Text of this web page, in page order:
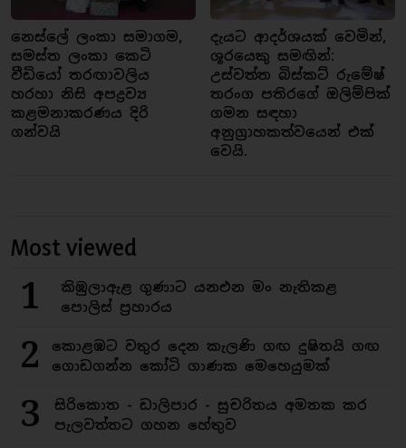
නෙස්ලේ ලංකා සමාගම,
සමස්ත ලංකා කෙටි
වීඩියෝ තරඟාවලිය
හරහා නිසි අපද්‍රව්‍ය
කළමනාකරණය දිරි
ගන්වයි
දැයට ආදර්ශයක් වෙමින්,
ශූරයෙකු සමඟින්:
උස්වත්ත බිස්කට් රුමේෂ්
තරංග පතිරගේ ඔලිම්පික්
ගමන සඳහා
අනුග්‍රාහකත්වයෙන් එක්
වෙයි.
Most viewed
1
කිඹුලාඇළ ගුණාට යනඑන මං නැතිකළ
පොලිස් ප්‍රහාරය
2
කොළඹට වතුර දෙන කැලණි ගඟ දුෂිතයි ගඟ
ගොඩගන්න කෝටි ගාණක මෙහෙයුමක්
3
සිරිකොත - ඩාලිපාර - සුචරිතය අමතක කර
පැලවත්තට ගහන හේතුව